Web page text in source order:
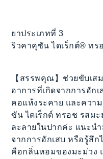
ยาประเภทที่ 3
ริวคาคุซัน ไดเร็กต์® ทร
【สรรพคุณ】ช่วยขับเส
อาการที่เกิดจากการอัก
คอแห้งระคาย และควา
ซัน ไดเร็กต์ ทรอช รสม
ละลายในปากค่ะ แนะน
จากการอักเสบ หรือรู้สึ
คือกลิ่นหอมของมะม่วง